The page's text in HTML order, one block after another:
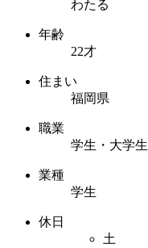
わたる
年齢
22才
住まい
福岡県
職業
学生・大学生
業種
学生
休日
土